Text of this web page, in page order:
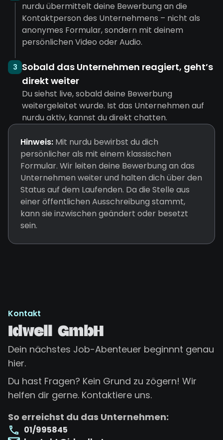
nurdu übermittelt deine Bewerbung an die
Kontaktperson des Unternehmens – nicht als
anonymes Formular, sondern mit deinem
persönlichen Video oder Audio.
3 Sobald das Unternehmen reagiert, geht’s
direkt weiter
Du siehst live, sobald deine Bewerbung
weitergeleitet wurde. Ist das Unternehmen auf
nurdu aktiv, kannst du direkt chatten.
Hinweis: Mit nurdu bewirbst du dich
persönlicher als mit einem klassischen
Formular. Wir leiten deine Bewerbung an das
Unternehmen weiter und halten dich über den
Status auf dem Laufenden. Da die Stelle aus
einer öffentlichen Ausschreibung stammt,
kann sie inzwischen geändert oder besetzt
sein.
Kontakt
Idwell GmbH
Dein nächstes Job-Abenteuer beginnnt genau
hier.
Du hast Fragen? Kein Grund zu zögern! Wir
helfen dir gerne. Kontaktiere uns.
So erreichst du das Unternehmen:
01/995845